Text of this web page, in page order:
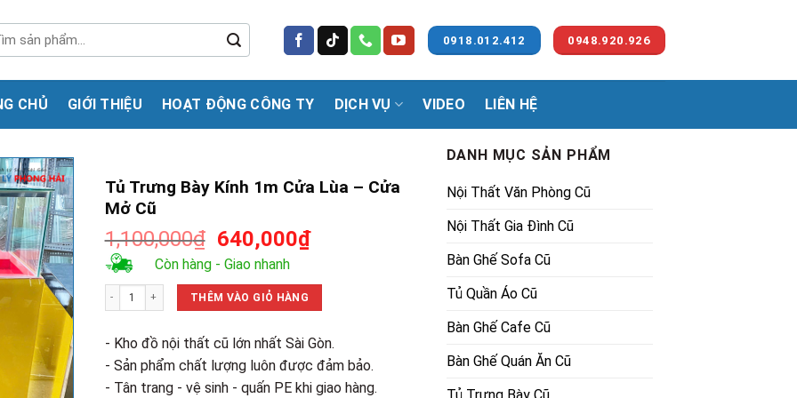
0918.012.412 0948.920.926
CHỦ GIỚI THIỆU HOẠT ĐỘNG CÔNG TY DỊCH VỤ VIDEO LIÊN HỆ
Tủ Trưng Bày Kính 1m Cửa Lùa – Cửa
Mở Cũ
1,100,000₫ Giá
gốc
là:
1,100,000₫.
640,000₫Giá
tại
Còn hàng - Giao nhanh
Tủ Trưng Bày Kính 1m Cửa Lùa - Cửa Mở Cũ số lượng
THÊM VÀO GIỎ HÀNG
- Kho đồ nội thất cũ lớn nhất Sài Gòn.
- Sản phẩm chất lượng luôn được đảm bảo.
- Tân trang - vệ sinh - quấn PE khi giao hàng.
DANH MỤC SẢN PHẨM
Nội Thất Văn Phòng Cũ
Nội Thất Gia Đình Cũ
Bàn Ghế Sofa Cũ
Tủ Quần Áo Cũ
Bàn Ghế Cafe Cũ
Bàn Ghế Quán Ăn Cũ
Tủ Trưng Bày Cũ